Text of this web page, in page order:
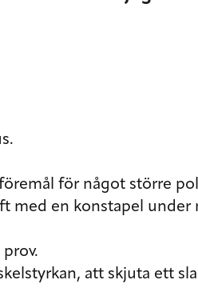
för något större
med en konstapel under
att skjuta ett